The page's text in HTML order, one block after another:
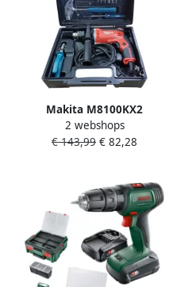
Makita M8100KX2
Klopboormachine | 230V |
Met 26-delige accessoire set
2 webshops
€ 143,99 € 82,28